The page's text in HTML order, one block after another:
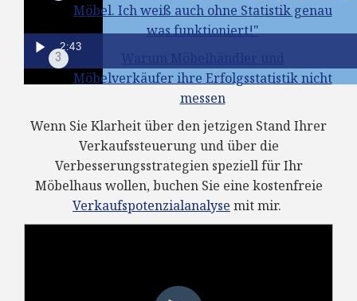
2:43
Möbel. Ich weiß auch ohne Statistik genau
was funktioniert!"
Möbelverkäufer ihre Erfolgsstatistik nicht
messen
Wenn Sie Klarheit über den jetzigen Stand Ihrer
Verkaufssteuerung und über die
Verbesserungsstrategien speziell für Ihr
Möbelhaus wollen, buchen Sie eine kostenfreie
Verkaufspotenzialanalyse mit mir.